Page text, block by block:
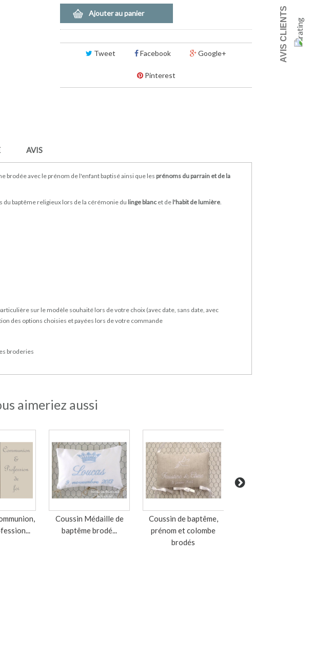
Ajouter au panier
Tweet Facebook Google+
Pinterest
AVIS
brodée avec le prénom de l'enfant baptisé ainsi que les prénoms du parrain et de la
du baptême religieux lors de la cérémonie du linge blancet de l'habit de lumière.
sur le modèle souhaité lors de votre choix (avec date, sans date, avec
des options choisies et payées lors de votre commande
broderies
aimeriez aussi
Coussin Médaille de
baptême brodé...
Coussin de baptême,
prénom et colombe
brodés
AVIS CLIENTS